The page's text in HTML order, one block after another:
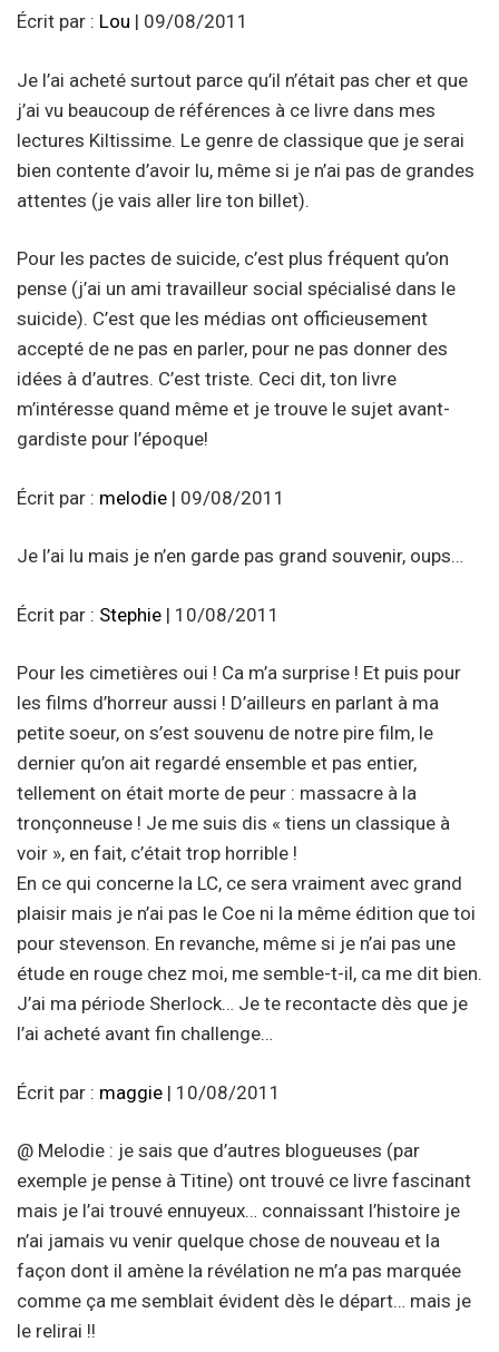
Écrit par : Lou | 09/08/2011
Je l’ai acheté surtout parce qu’il n’était pas cher et que
j’ai vu beaucoup de références à ce livre dans mes
lectures Kiltissime. Le genre de classique que je serai
bien contente d’avoir lu, même si je n’ai pas de grandes
attentes (je vais aller lire ton billet).
Pour les pactes de suicide, c’est plus fréquent qu’on
pense (j’ai un ami travailleur social spécialisé dans le
suicide). C’est que les médias ont officieusement
accepté de ne pas en parler, pour ne pas donner des
idées à d’autres. C’est triste. Ceci dit, ton livre
m’intéresse quand même et je trouve le sujet avant-
gardiste pour l’époque!
Écrit par : melodie | 09/08/2011
Je l’ai lu mais je n’en garde pas grand souvenir, oups…
Écrit par : Stephie | 10/08/2011
Pour les cimetières oui ! Ca m’a surprise ! Et puis pour
les films d’horreur aussi ! D’ailleurs en parlant à ma
petite soeur, on s’est souvenu de notre pire film, le
dernier qu’on ait regardé ensemble et pas entier,
tellement on était morte de peur : massacre à la
tronçonneuse ! Je me suis dis « tiens un classique à
voir », en fait, c’était trop horrible !
En ce qui concerne la LC, ce sera vraiment avec grand
plaisir mais je n’ai pas le Coe ni la même édition que toi
pour stevenson. En revanche, même si je n’ai pas une
étude en rouge chez moi, me semble-t-il, ca me dit bien.
J’ai ma période Sherlock… Je te recontacte dès que je
l’ai acheté avant fin challenge…
Écrit par : maggie | 10/08/2011
@ Melodie : je sais que d’autres blogueuses (par
exemple je pense à Titine) ont trouvé ce livre fascinant
mais je l’ai trouvé ennuyeux… connaissant l’histoire je
n’ai jamais vu venir quelque chose de nouveau et la
façon dont il amène la révélation ne m’a pas marquée
comme ça me semblait évident dès le départ… mais je
le relirai !!